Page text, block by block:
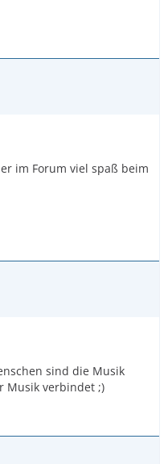
im Forum viel spaß beim
sind die Musik
Musik verbindet ;)